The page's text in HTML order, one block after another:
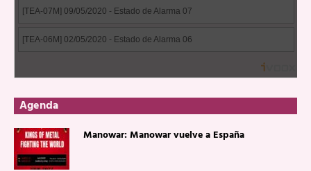
Agenda
Manowar: Manowar vuelve a España